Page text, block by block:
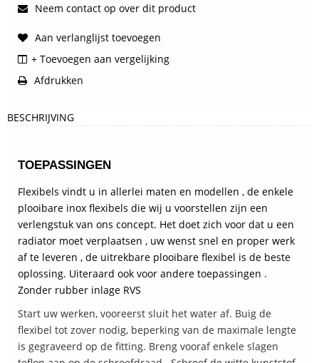
Neem contact op over dit product
Aan verlanglijst toevoegen
+ Toevoegen aan vergelijking
Afdrukken
BESCHRIJVING
TOEPASSINGEN
Flexibels vindt u in allerlei maten en modellen , de enkele
plooibare inox flexibels die wij u voorstellen zijn een
verlengstuk van ons concept. Het doet zich voor dat u een
radiator moet verplaatsen , uw wenst snel en proper werk
af te leveren , de uitrekbare plooibare flexibel is de beste
oplossing. Uiteraard ook voor andere toepassingen .
Zonder rubber inlage RVS
Start uw werken, vooreerst sluit het water af. Buig de
flexibel tot zover nodig, beperking van de maximale lengte
is gegraveerd op de fitting. Breng vooraf enkele slagen